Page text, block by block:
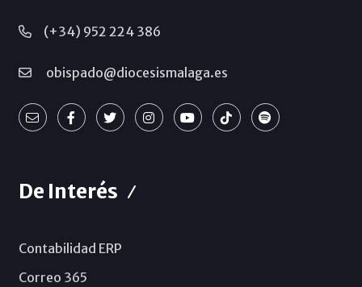
(+34) 952 224 386
obispado@diocesismalaga.es
De Interés
Contabilidad ERP
Correo 365